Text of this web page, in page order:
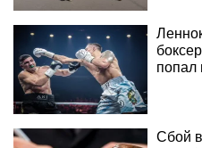
попал
Сбой